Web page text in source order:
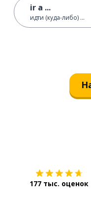
ir a ...
идти (куда-либо) ...
177 тыс. оценок